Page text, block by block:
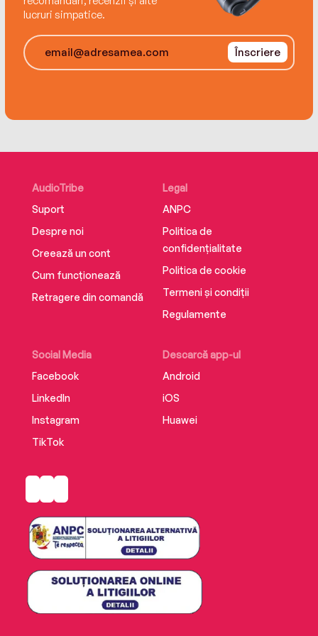
lucruri simpatice.
Înscriere
AudioTribe
Suport
Despre noi
Creează un cont
Cum funcționează
Retragere din comandă
Social Media
Facebook
LinkedIn
Instagram
TikTok
Descarcă app-ul
Android
iOS
Huawei
Legal
ANPC
Politica de
confidențialitate
Politica de cookie
Termeni și condiții
Regulamente